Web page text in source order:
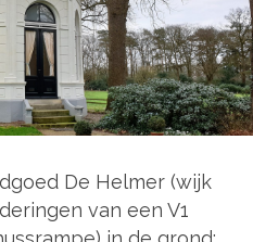
De Helmer (wijk
van een V1